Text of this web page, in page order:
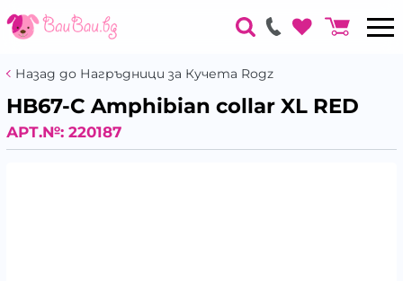
Назад до Нагръдници за Кучета Rogz
HB67-C Amphibian collar XL RED
АРТ.№: 220187